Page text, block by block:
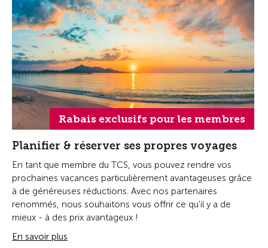
Rabais exclusifs pour les membres
Planifier & réserver ses propres voyages
En tant que membre du TCS, vous pouvez rendre vos
prochaines vacances particulièrement avantageuses grâce
à de généreuses réductions. Avec nos partenaires
renommés, nous souhaitons vous offrir ce qu'il y a de
mieux - à des prix avantageux !
En savoir plus